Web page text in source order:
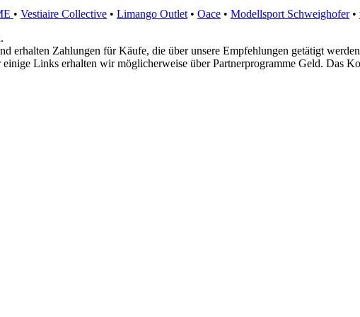
• Vestiaire Collective • Limango Outlet • Oace • Modellsport Schweighofer•
erhalten Zahlungen für Käufe, die über unsere Empfehlungen getätigt
Links erhalten wir möglicherweise über Partnerprogramme Geld. Das